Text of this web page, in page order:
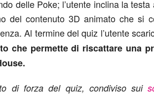
delle Poke; l’utente inclina la
del contenuto 3D animato che si
Al termine del quiz l’utente
che permette di riscattare una
di forza del quiz, condiviso sui